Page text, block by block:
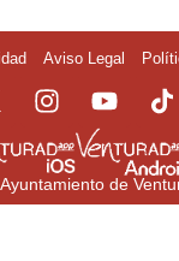
Aviso Legal
de